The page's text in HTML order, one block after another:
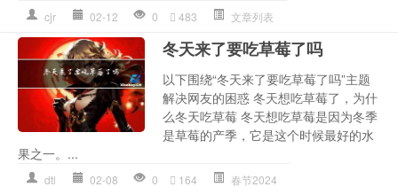
cjr 02-12 0 483 文章列表
冬天来了要吃草莓了吗
以下围绕“冬天来了要吃草莓了吗”主题
解决网友的困惑 冬天想吃草莓了，为什
么冬天吃草莓 冬天想吃草莓是因为冬季
是草莓的产季，它是这个时候最好的水
果之一。...
dtl 02-08 0 164 春节2024